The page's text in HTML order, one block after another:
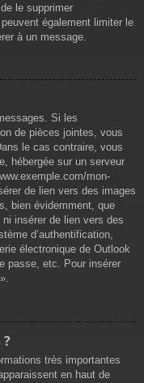
le supprimer
également limiter le
à un message.
Si les
de pièces jointes, vous
le cas contraire, vous
hébergée sur un serveur
mon-
de lien vers des images
bien évidemment, que
insérer de lien vers des
d’authentification,
électronique de Outlook
passe, etc. Pour insérer
très importantes
en haut de